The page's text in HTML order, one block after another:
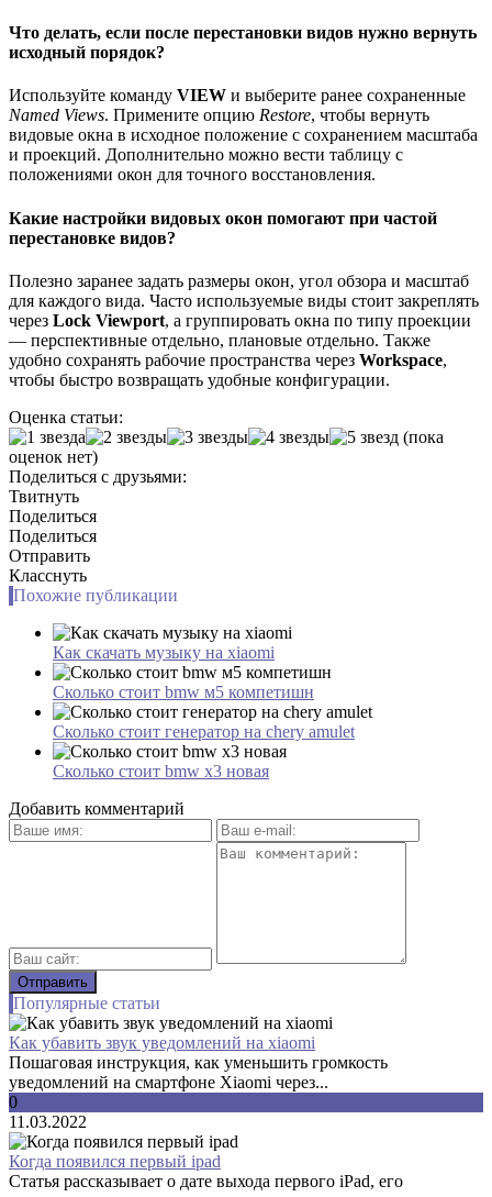
Что делать, если после перестановки видов нужно вернуть
исходный порядок?
Используйте команду VIEW и выберите ранее сохраненные
Named Views. Примените опцию Restore, чтобы вернуть
видовые окна в исходное положение с сохранением масштаба
и проекций. Дополнительно можно вести таблицу с
положениями окон для точного восстановления.
Какие настройки видовых окон помогают при частой
перестановке видов?
Полезно заранее задать размеры окон, угол обзора и масштаб
для каждого вида. Часто используемые виды стоит закреплять
через Lock Viewport, а группировать окна по типу проекции
— перспективные отдельно, плановые отдельно. Также
удобно сохранять рабочие пространства через Workspace,
чтобы быстро возвращать удобные конфигурации.
Оценка статьи:
(пока
оценок нет)
Поделиться с друзьями:
Твитнуть
Поделиться
Поделиться
Отправить
Класснуть
Похожие публикации
Как скачать музыку на xiaomi
Сколько стоит bmw м5 компетишн
Сколько стоит генератор на chery amulet
Сколько стоит bmw x3 новая
Добавить комментарий
Популярные статьи
Как убавить звук уведомлений на xiaomi
Пошаговая инструкция, как уменьшить громкость
уведомлений на смартфоне Xiaomi через...
0
11.03.2022
Когда появился первый ipad
Статья рассказывает о дате выхода первого iPad, его